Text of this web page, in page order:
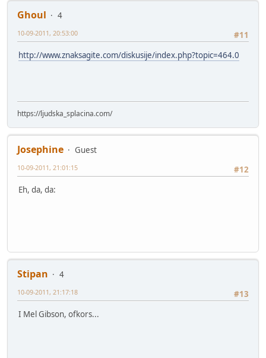
Ghoul
4
#11
10-09-2011, 20:53:00
http://www.znaksagite.com/diskusije/index.php?topic=464.0
https://ljudska_splacina.com/
Josephine
Guest
#12
10-09-2011, 21:01:15
Eh, da, da:
Stipan
4
#13
10-09-2011, 21:17:18
I Mel Gibson, ofkors...